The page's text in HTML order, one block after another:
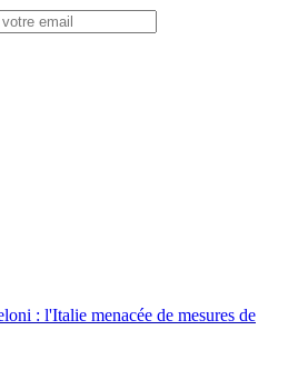
: l'Italie menacée de mesures de